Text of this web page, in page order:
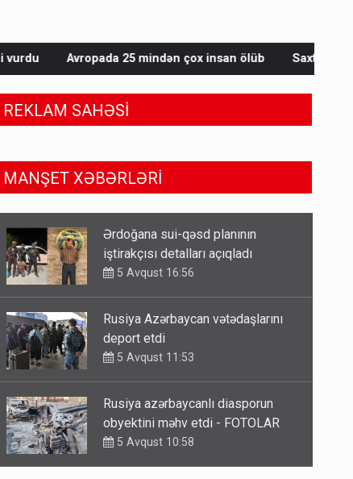
mindən çox insan ölüb Saxta spirtli içkilər niyə korluğa
REKLAM SAHƏSİ
MANŞET XƏBƏRLƏRİ
Rusiya Azərbaycan vətədaşlarını
deport etdi
5 Avqust 11:53
Rusiya azərbaycanlı diasporun
obyektini məhv etdi - FOTOLAR
5 Avqust 10:58
Bu tarixdən HAVALAR DƏYİŞİR -
İSTİLƏR BİTİR
4 Avqust 22:04